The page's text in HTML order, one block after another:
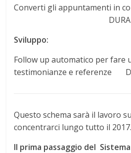
Converti gli appuntamenti in
DURANTE
Sviluppo:
Follow up automatico per fare
testimonianze e referenze
Questo schema sarà il lavoro
concentrarci lungo tutto il 2017.
Il prima passaggio del